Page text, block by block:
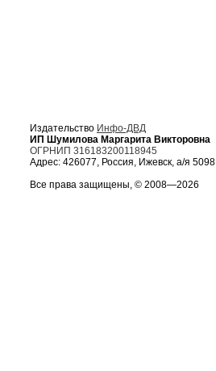
Издательство Инфо-ДВД
ИП Шумилова Маргарита Викторовна
ОГРНИП 316183200118945
Адрес: 426077, Россия, Ижевск, а/я 5098
Все права защищены, © 2008—2026